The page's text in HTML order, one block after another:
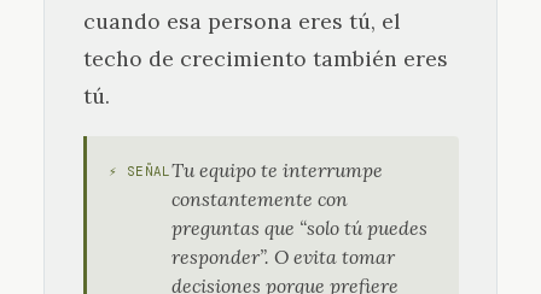
cuando esa persona eres tú, el
techo de crecimiento también eres
tú.
⚡ SEÑAL Tu equipo te interrumpe
constantemente con
preguntas que “solo tú puedes
responder”. O evita tomar
decisiones porque prefiere